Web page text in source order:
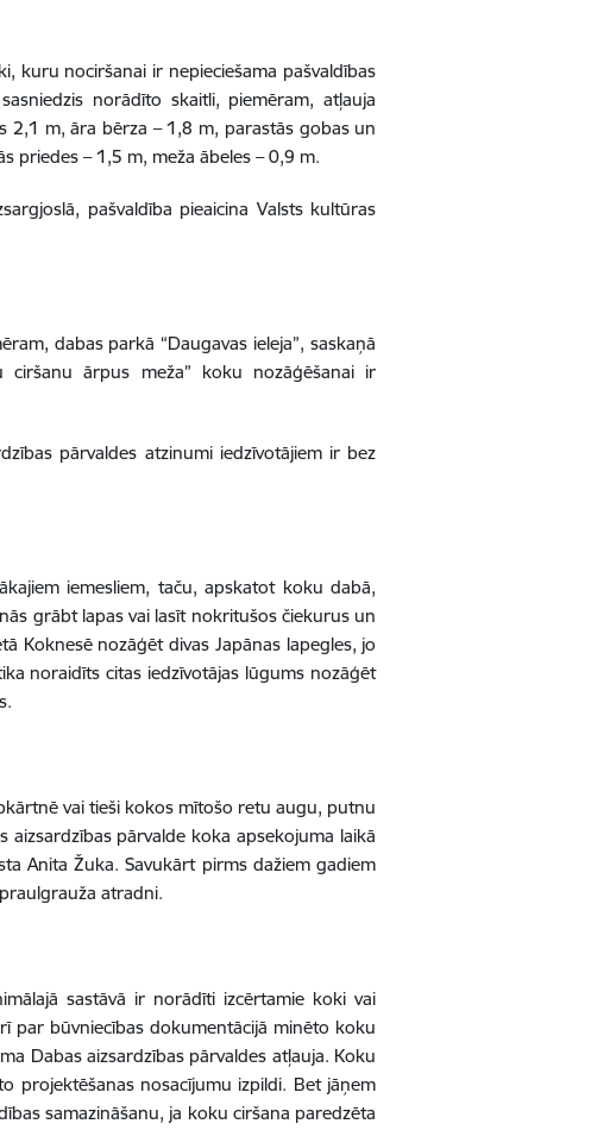
kuru nociršanai ir nepieciešama pašvaldības
norādīto skaitli, piemēram, atļauja
2,1 m, āra bērza – 1,8 m, parastās gobas un
priedes – 1,5 m, meža ābeles – 0,9 m.
pašvaldība pieaicina Valsts kultūras
dabas parkā “Daugavas ieleja”, saskaņā
ārpus meža” koku nozāģēšanai ir
pārvaldes atzinumi iedzīvotājiem ir bez
iemesliem, taču, apskatot koku dabā,
grābt lapas vai lasīt nokritušos čiekurus un
Koknesē nozāģēt divas Japānas lapegles, jo
noraidīts citas iedzīvotājas lūgums nozāģēt
vai tieši kokos mītošo retu augu, putnu
pārvalde koka apsekojuma laikā
Anita Žuka. Savukārt pirms dažiem gadiem
atradni.
sastāvā ir norādīti izcērtamie koki vai
par būvniecības dokumentācijā minēto koku
Dabas aizsardzības pārvaldes atļauja. Koku
projektēšanas nosacījumu izpildi. Bet jāņem
samazināšanu, ja koku ciršana paredzēta